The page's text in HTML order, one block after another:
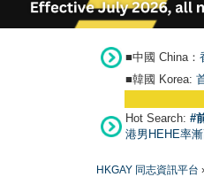
■中國 China：
■韓國 Korea:
Hot Search: #
港男HEHE率
HKGAY 同志資訊平台 ›